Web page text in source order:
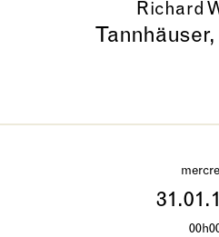
Richard